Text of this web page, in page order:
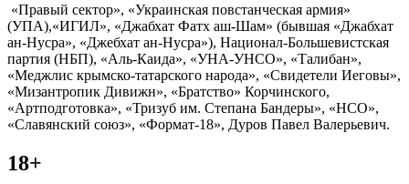
«Правый сектор», «Украинская повстанческая армия»
(УПА),«ИГИЛ», «Джабхат Фатх аш-Шам» (бывшая «Джабхат
ан-Нусра», «Джебхат ан-Нусра»), Национал-Большевистская
партия (НБП), «Аль-Каида», «УНА-УНСО», «Талибан»,
«Меджлис крымско-татарского народа», «Свидетели Иеговы»,
«Мизантропик Дивижн», «Братство» Корчинского,
«Артподготовка», «Тризуб им. Степана Бандеры», «НСО»,
«Славянский союз», «Формат-18», Дуров Павел Валерьевич.
18+